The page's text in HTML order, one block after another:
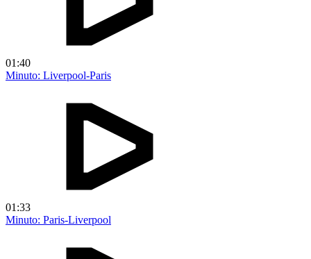
01:40
Minuto: Liverpool-Paris
01:33
Minuto: Paris-Liverpool